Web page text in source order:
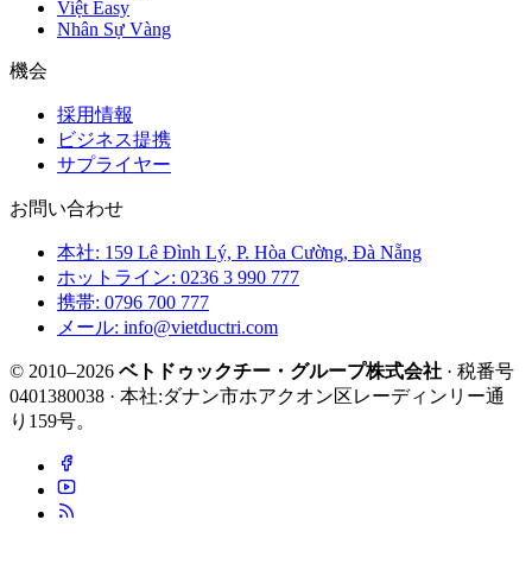
Việt Easy
Nhân Sự Vàng
機会
採用情報
ビジネス提携
サプライヤー
お問い合わせ
本社: 159 Lê Đình Lý, P. Hòa Cường, Đà Nẵng
ホットライン: 0236 3 990 777
携帯: 0796 700 777
メール: info@vietductri.com
© 2010–2026 ベトドゥックチー・グループ株式会社 · 税番号
0401380038 · 本社:ダナン市ホアクオン区レーディンリー通
り159号。